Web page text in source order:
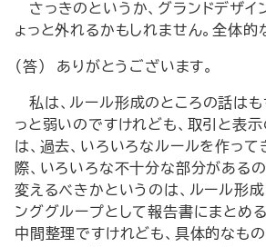
さっきのというか、グランドデザイ
ょっと外れるかもしれません。全体的
（答） ありがとうございます。
私は、ルール形成のところの話はも
っと弱いのですけれども、取引と表
は、過去、いろいろなルールを作って
際、いろいろな不十分な部分がある
変えるべきかというのは、ルール形成
ンググループとして報告書にまとめ
中間整理ですけれども、具体的なも